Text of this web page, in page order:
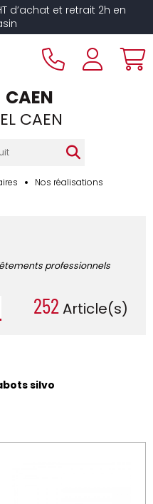
d’achat et retrait 2h en
CAEN
CAEN
Nos réalisations
professionnels
252Article(s)
silvo